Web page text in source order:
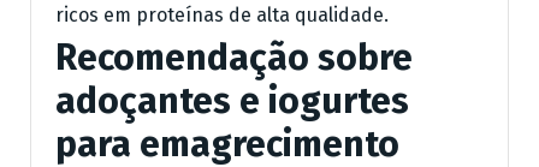
ricos em proteínas de alta qualidade.
Recomendação sobre
adoçantes e iogurtes
para emagrecimento